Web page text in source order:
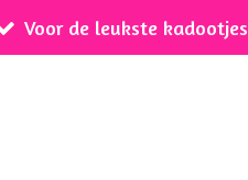
Voor de leukste kadootjes